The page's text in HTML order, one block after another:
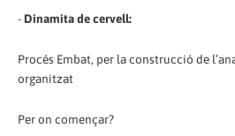
- Dinamita de cervell:
Procés Embat, per la construcció de
organitzat
Per on començar?